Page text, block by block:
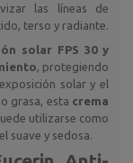
las líneas de
terso y radiante.
solar FPS 30 y
, protegiendo
solar y el
grasa, esta crema
utilizarse como
suave y sedosa.